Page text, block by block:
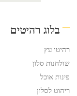
בלוג רהיטים
רהיטי עץ
שולחנות סלון
פינות אוכל
ריהוט לסלון